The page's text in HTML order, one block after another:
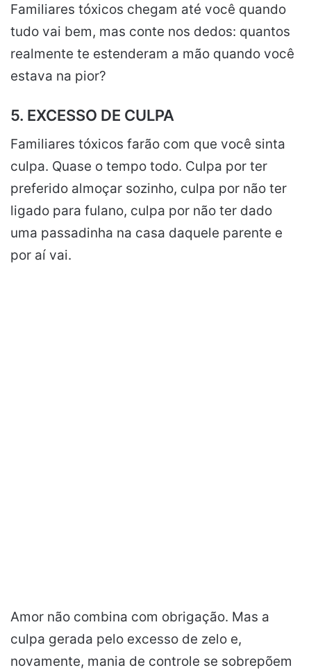
Familiares tóxicos chegam até você quando
tudo vai bem, mas conte nos dedos: quantos
realmente te estenderam a mão quando você
estava na pior?
5. EXCESSO DE CULPA
Familiares tóxicos farão com que você sinta
culpa. Quase o tempo todo. Culpa por ter
preferido almoçar sozinho, culpa por não ter
ligado para fulano, culpa por não ter dado
uma passadinha na casa daquele parente e
por aí vai.
Amor não combina com obrigação. Mas a
culpa gerada pelo excesso de zelo e,
novamente, mania de controle se sobrepõem